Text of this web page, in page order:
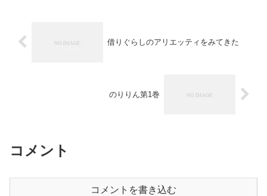
借りぐらしのアリエッティをみてきた
のりりん第1巻
コメント
コメントを書き込む